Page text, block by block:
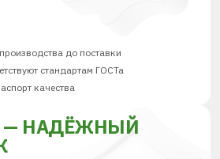
до поставки
стандартам ГОСТа
качества
— НАДЁЖНЫЙ